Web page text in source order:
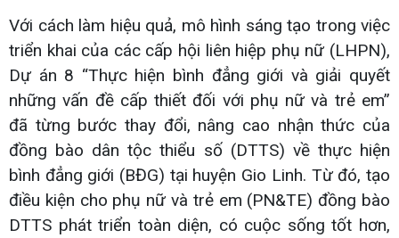
Với cách làm hiệu quả, mô hình sáng tạo trong việc
triển khai của các cấp hội liên hiệp phụ nữ (LHPN),
Dự án 8 “Thực hiện bình đẳng giới và giải quyết
những vấn đề cấp thiết đối với phụ nữ và trẻ em”
đã từng bước thay đổi, nâng cao nhận thức của
đồng bào dân tộc thiểu số (DTTS) về thực hiện
bình đẳng giới (BĐG) tại huyện Gio Linh. Từ đó, tạo
điều kiện cho phụ nữ và trẻ em (PN&TE) đồng bào
DTTS phát triển toàn diện, có cuộc sống tốt hơn,